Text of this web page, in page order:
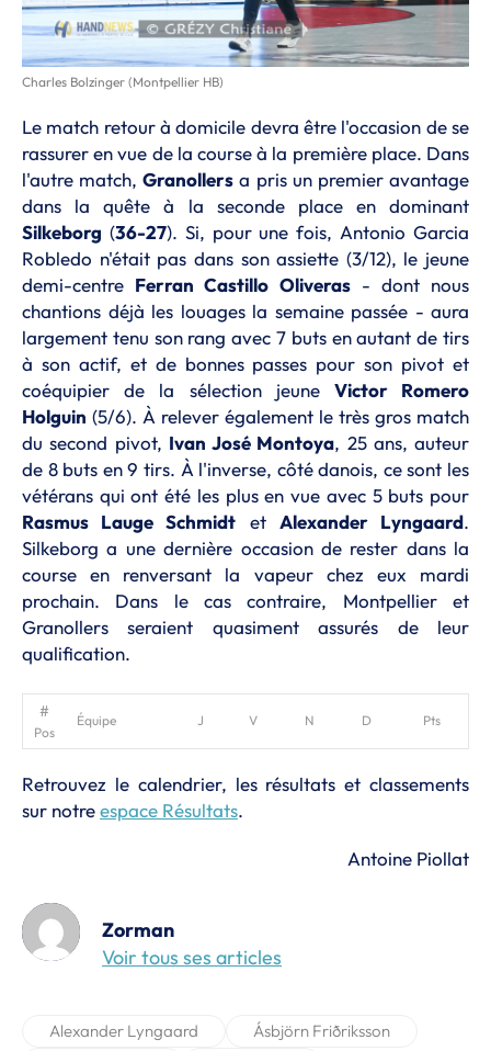
Charles Bolzinger (Montpellier HB)
Le match retour à domicile devra être l'occasion de se
rassurer en vue de la course à la première place. Dans
l'autre match,Granollers a pris un premier avantage
dans la quête à la seconde place en dominant
Silkeborg (36-27). Si, pour une fois, Antonio Garcia
Robledo n'était pas dans son assiette (3/12), le jeune
demi-centre Ferran Castillo Oliveras- dont nous
chantions déjà les louages la semaine passée - aura
largement tenu son rang avec 7 buts en autant de tirs
à son actif, et de bonnes passes pour son pivot et
coéquipier de la sélection jeune Victor Romero
Holguin (5/6). À relever également le très gros match
du second pivot, Ivan José Montoya, 25 ans, auteur
de 8 buts en 9 tirs. À l'inverse, côté danois, ce sont les
vétérans qui ont été les plus en vue avec 5 buts pour
Rasmus Lauge Schmidt et Alexander Lyngaard.
Silkeborg a une dernière occasion de rester dans la
course en renversant la vapeur chez eux mardi
prochain. Dans le cas contraire, Montpellier et
Granollers seraient quasiment assurés de leur
qualification.
Pos
Équipe J V N D Pts
Retrouvez le calendrier, les résultats et classements
sur notreespace Résultats.
Antoine Piollat
Zorman
Voir tous ses articles
Alexander Lyngaard
Ásbjörn Friðriksson